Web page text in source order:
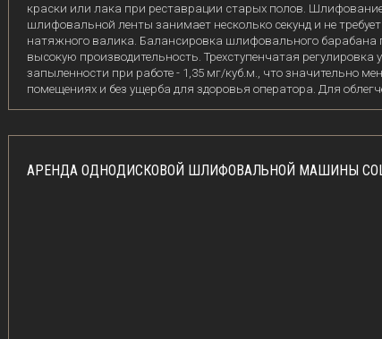
краски или лака при реставрации старых полов.
шлифовальной ленты занимает несколько секунд и не
натяжного валика. Балансировка шлифовального барабана
высокую производительность. Трехступенчатая
запыленности при работе - 1,35 мг/куб.м., что значительно
помещениях и без ущерба для здоровья оператора. Для
АРЕНДА ОДНОДИСКОВОЙ ШЛИФОВАЛЬНОЙ МАШИНЫ